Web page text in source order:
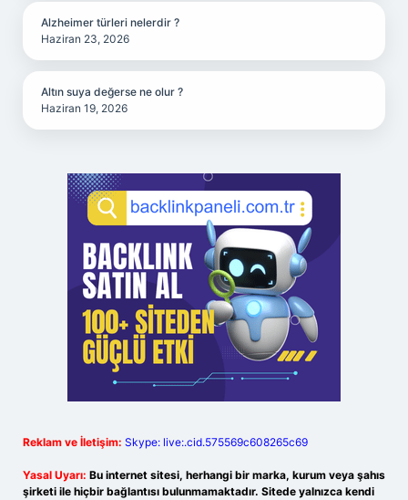
Alzheimer türleri nelerdir ?
Haziran 23, 2026
Altın suya değerse ne olur ?
Haziran 19, 2026
Reklam ve İletişim: Skype: live:.cid.575569c608265c69
Yasal Uyarı: Bu internet sitesi, herhangi bir marka, kurum veya şahıs
şirketi ile hiçbir bağlantısı bulunmamaktadır. Sitede yalnızca kendi